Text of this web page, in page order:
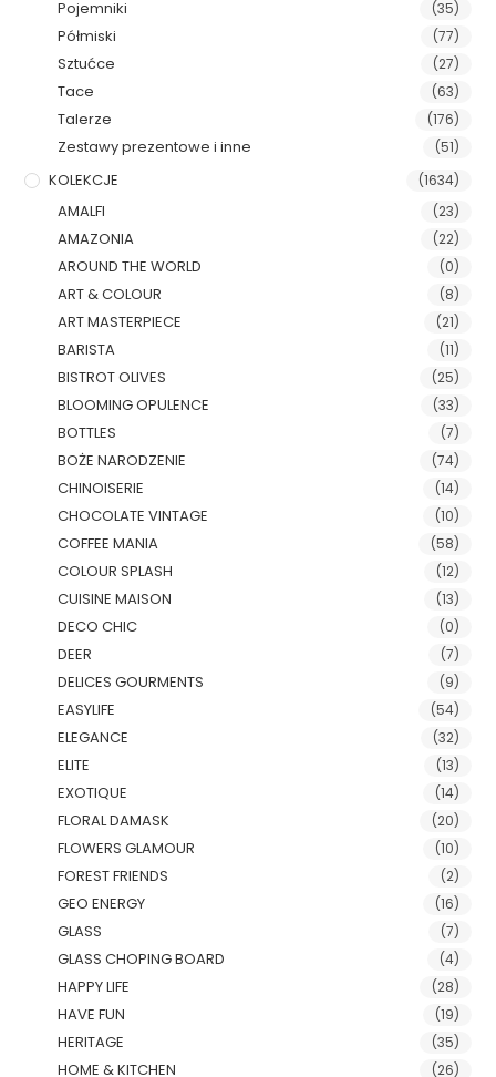
Pojemniki (35)
Półmiski (77)
Sztućce (27)
Tace (63)
Talerze (176)
Zestawy prezentowe i inne (51)
KOLEKCJE (1634)
AMALFI (23)
AMAZONIA (22)
AROUND THE WORLD (0)
ART & COLOUR (8)
ART MASTERPIECE (21)
BARISTA (11)
BISTROT OLIVES (25)
BLOOMING OPULENCE (33)
BOTTLES (7)
BOŻE NARODZENIE (74)
CHINOISERIE (14)
CHOCOLATE VINTAGE (10)
COFFEE MANIA (58)
COLOUR SPLASH (12)
CUISINE MAISON (13)
DECO CHIC (0)
DEER (7)
DELICES GOURMENTS (9)
EASYLIFE (54)
ELEGANCE (32)
ELITE (13)
EXOTIQUE (14)
FLORAL DAMASK (20)
FLOWERS GLAMOUR (10)
FOREST FRIENDS (2)
GEO ENERGY (16)
GLASS (7)
GLASS CHOPING BOARD (4)
HAPPY LIFE (28)
HAVE FUN (19)
HERITAGE (35)
HOME & KITCHEN (26)